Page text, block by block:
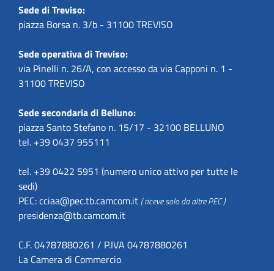
Sede di Treviso:
piazza Borsa n. 3/b - 31100 TREVISO
Sede operativa di Treviso:
via Pinelli n. 26/A, con accesso da via Capponi n. 1 -
31100 TREVISO
Sede secondaria di Belluno:
piazza Santo Stefano n. 15/17 - 32100 BELLUNO
tel. +39 0437 955111
tel. +39 0422 5951 (numero unico attivo per tutte le
sedi)
PEC:cciaa@pec.tb.camcom.it ( riceve solo da altre PEC )
presidenza@tb.camcom.it
C.F. 04787880261 / P.IVA 04787880261
La Camera di Commercio